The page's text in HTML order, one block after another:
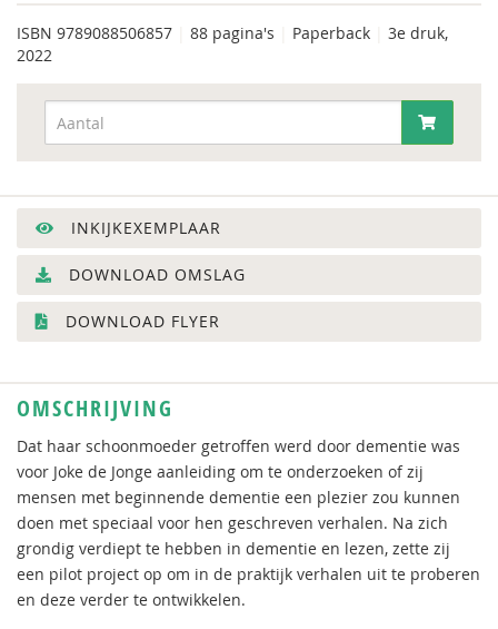
ISBN 9789088506857 88 pagina's Paperback
3e druk,
2022
INKIJKEXEMPLAAR
DOWNLOAD OMSLAG
DOWNLOAD FLYER
OMSCHRIJVING
Dat haar schoonmoeder getroffen werd door dementie was
voor Joke de Jonge aanleiding om te onderzoeken of zij
mensen met beginnende dementie een plezier zou kunnen
doen met speciaal voor hen geschreven verhalen. Na zich
grondig verdiept te hebben in dementie en lezen, zette zij
een pilot project op om in de praktijk verhalen uit te proberen
en deze verder te ontwikkelen.